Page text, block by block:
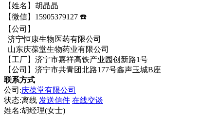
【姓名】胡晶晶
【微信】15905379127 ☎️
【公司】
济宁恒康生物医药有限公司
山东庆葆堂生物药业有限公司
【工厂】济宁市嘉祥高铁产业园创新路1号
【公司】济宁市共青团北路177号鑫声玉城B座
联系方式
公司:庆葆堂有限公司
状态:离线 发送信件 在线交谈
姓名:胡经理(女士)